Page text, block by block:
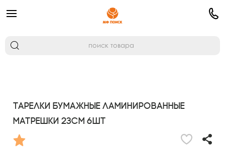
Тарелки бумажные ламинированные
Матрешки 23см 6шт